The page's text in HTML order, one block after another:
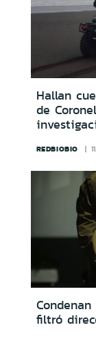
Hallan
de
REDBIOBIO
filtró